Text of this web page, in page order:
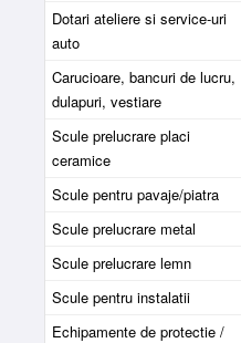
Dotari ateliere si service-uri
auto
Carucioare, bancuri de lucru,
dulapuri, vestiare
Scule prelucrare placi
ceramice
Scule pentru pavaje/piatra
Scule prelucrare metal
Scule prelucrare lemn
Scule pentru instalatii
Echipamente de protectie /